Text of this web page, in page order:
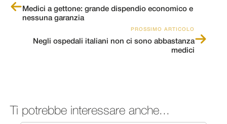
Medici a gettone: grande dispendio economico e
nessuna garanzia
PROSSIMO ARTICOLO
Negli ospedali italiani non ci sono abbastanza
medici
Ti potrebbe interessare anche...